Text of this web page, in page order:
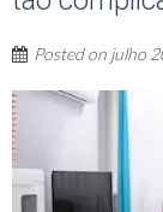
Posted on julho